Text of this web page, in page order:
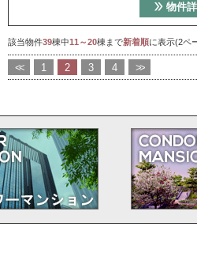
物件
該当物件39棟中11～20棟まで新着順に表示(2ペ
<< 1 2 3 4 >>